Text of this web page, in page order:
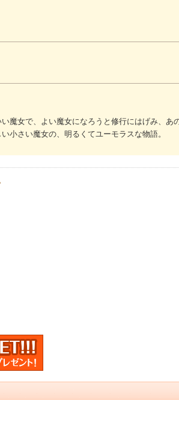
魔女で、よい魔女になろうと修行にはげみ、あ
さい魔女の、明るくてユーモラスな物語。